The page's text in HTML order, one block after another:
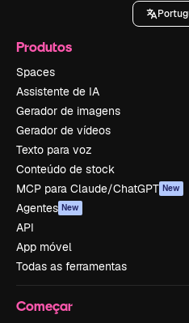
Produtos
Spaces
Assistente de IA
Gerador de imagens
Gerador de vídeos
Texto para voz
Conteúdo de stock
MCP para Claude/ChatGPT New
Agentes New
API
App móvel
Todas as ferramentas
Começar